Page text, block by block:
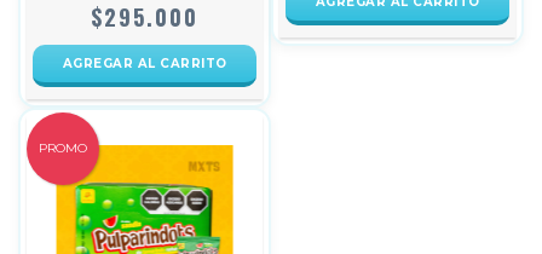
$295.000
PROMO